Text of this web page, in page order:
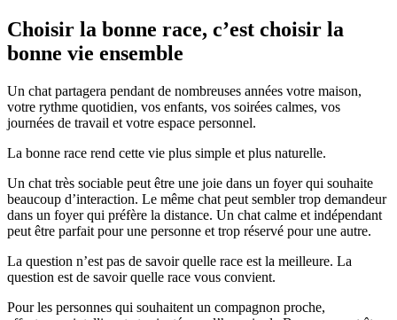
Choisir la bonne race, c’est choisir la
bonne vie ensemble
Un chat partagera pendant de nombreuses années votre maison,
votre rythme quotidien, vos enfants, vos soirées calmes, vos
journées de travail et votre espace personnel.
La bonne race rend cette vie plus simple et plus naturelle.
Un chat très sociable peut être une joie dans un foyer qui souhaite
beaucoup d’interaction. Le même chat peut sembler trop demandeur
dans un foyer qui préfère la distance. Un chat calme et indépendant
peut être parfait pour une personne et trop réservé pour une autre.
La question n’est pas de savoir quelle race est la meilleure. La
question est de savoir quelle race vous convient.
Pour les personnes qui souhaitent un compagnon proche,